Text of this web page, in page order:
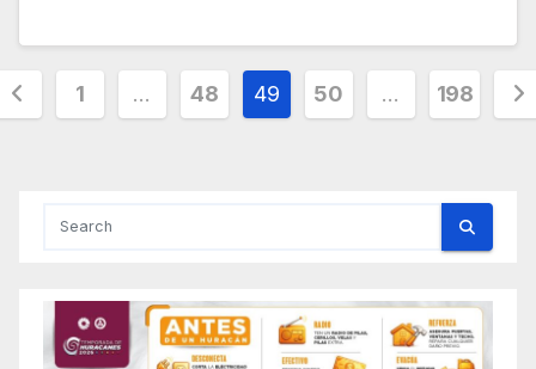
1 … 48 49 50 … 198